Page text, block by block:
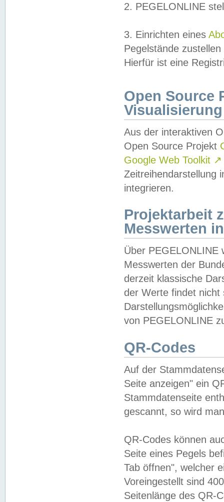
2. PEGELONLINE
3. Einrichten eines
Pegelstände
Hierfür ist eine
Open Source
Visualisierung
Aus der interaktiven
Open Source Projekt
Google Web Toolkit ↗
Zeitreihendarstellung
integrieren.
Projektarbeit
Messwerten
Über PEGELONLINE
Messwerten der
derzeit klassische
der Werte findet
von PEGELONLINE
QR-Codes
Auf der
Seite anzeigen" ein
Stammdatenseite
gescannt, so wird
QR-Codes können
Seite eines Pegels
Tab öffnen", welcher
Voreingestellt sind
Seitenlänge des QR-